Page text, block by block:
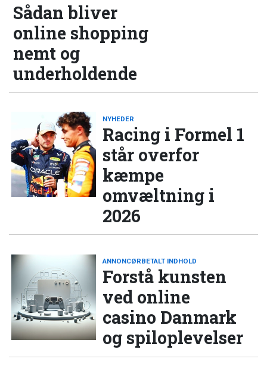
Sådan bliver
online shopping
nemt og
underholdende
NYHEDER
Racing i Formel 1
står overfor
kæmpe
omvæltning i
2026
ANNONCØRBETALT INDHOLD
Forstå kunsten
ved online
casino Danmark
og spiloplevelser